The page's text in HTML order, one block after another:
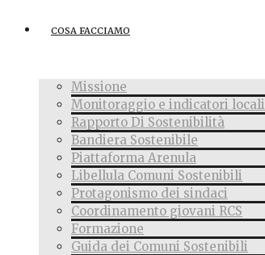
COSA FACCIAMO
Missione
Monitoraggio e indicatori locali
Rapporto Di Sostenibilità
Bandiera Sostenibile
Piattaforma Arenula
Libellula Comuni Sostenibili
Protagonismo dei sindaci
Coordinamento giovani RCS
Formazione
Guida dei Comuni Sostenibili